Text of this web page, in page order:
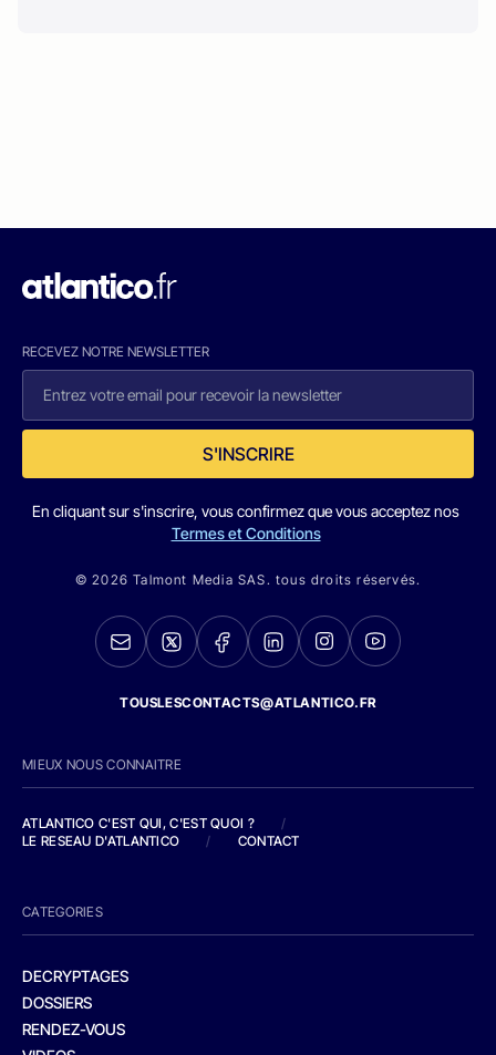
RECEVEZ NOTRE NEWSLETTER
S'INSCRIRE
En cliquant sur s'inscrire, vous confirmez que vous acceptez nos
Termes et Conditions
© 2026 Talmont Media SAS. tous droits réservés.
TOUSLESCONTACTS@ATLANTICO.FR
MIEUX NOUS CONNAITRE
ATLANTICO C'EST QUI, C'EST QUOI ?
/
LE RESEAU D'ATLANTICO
/ CONTACT
CATEGORIES
DECRYPTAGES
DOSSIERS
RENDEZ-VOUS